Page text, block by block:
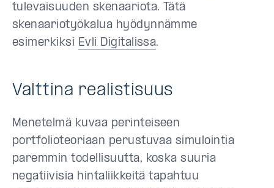
tulevaisuuden skenaariota. Tätä
skenaariotyökalua hyödynnämme
esimerkiksi Evli Digitalissa.
Valttina realistisuus
Menetelmä kuvaa perinteiseen
portfolioteoriaan perustuvaa simulointia
paremmin todellisuutta, koska suuria
negatiivisia hintaliikkeitä tapahtuu